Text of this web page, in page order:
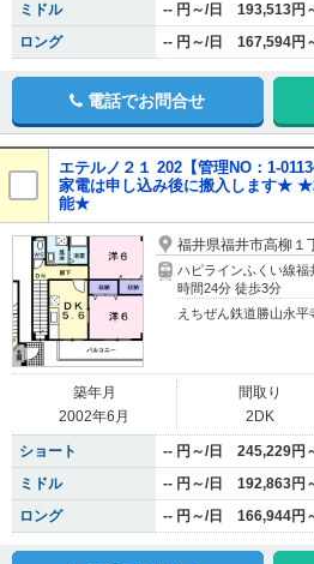
ミドル
-- 円～/日 193,513円
ロング
-- 円～/日 167,594円
電話でお問合せ
エテルノ２１ 202【管理NO：1-
家電は申し込み後に搬入します★
能★
福井県福井市高柳１
ハピラインふくい線
時間24分 徒歩3分
えちぜん鉄道勝山永
築年月
2002年6月
間取り
2DK
ショート
-- 円～/日 245,229円
ミドル
-- 円～/日 192,863円
ロング
-- 円～/日 166,944円